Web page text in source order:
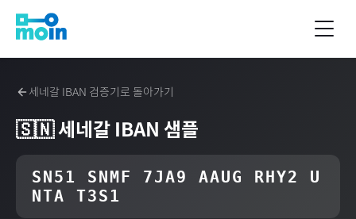
세네갈 IBAN 검증기로 돌아가기
🇸🇳세네갈 IBAN 샘플
SN51 SNMF 7JA9 AAUG RHY2 U
NTA T3S1